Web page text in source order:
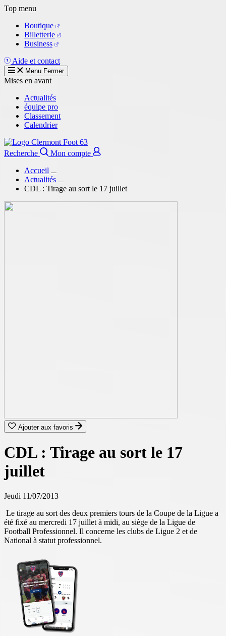
Aller
contenu
principal
Top menu
Boutique
Billetterie
Business
Aide et contact
Menu Fermer
Mises en avant
Actualités
équipe pro
Classement
Calendrier
Recherche
Mon compte
Accueil
Actualités
CDL : Tirage au sort le 17 juillet
Ajouter aux favoris
CDL : Tirage au sort le 17
juillet
Jeudi 11/07/2013
Le tirage au sort des deux premiers tours de la Coupe de la Ligue a
été fixé au mercredi 17 juillet à midi, au siège de la Ligue de
Football Professionnel. Il concerne les clubs de Ligue 2 et de
National à statut professionnel.